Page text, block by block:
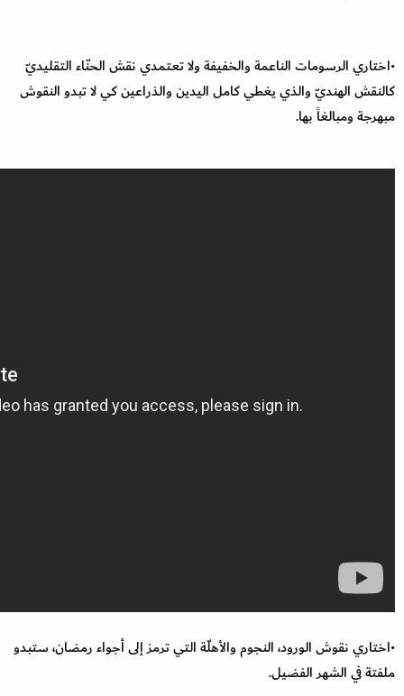
•اختاري الرسومات الناعمة والخفيفة ولا تعتمدي نقش الحنّاء التقليديّ
كالنقش الهنديّ والذي يغطي كامل اليدين والذراعين كي لا تبدو النقوش
مبهرجة ومبالغاً بها.
•اختاري نقوش الورود، النجوم والأهلّة التي ترمز إلى أجواء رمضان، ستبدو
ملفتة في الشهر الفضيل.